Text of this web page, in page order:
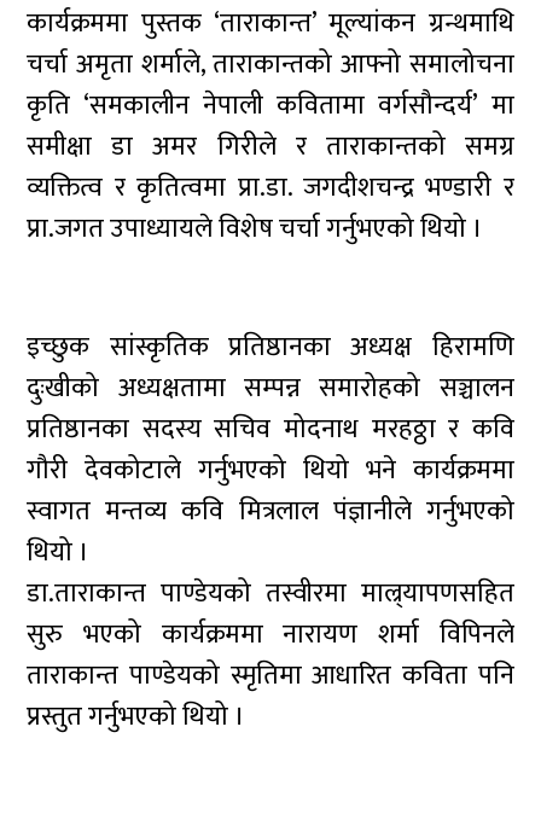
कार्यक्रममा पुस्तक ‘ताराकान्त’ मूल्यांकन ग्रन्थमाथि
चर्चा अमृता शर्माले, ताराकान्तको आफ्नो समालोचना
कृति ‘समकालीन नेपाली कवितामा वर्गसौन्दर्य’ मा
समीक्षा डा अमर गिरीले र ताराकान्तको समग्र
व्यक्तित्व र कृतित्वमा प्रा.डा. जगदीशचन्द्र भण्डारी र
प्रा.जगत उपाध्यायले विशेष चर्चा गर्नुभएको थियो ।
इच्छुक सांस्कृतिक प्रतिष्ठानका अध्यक्ष हिरामणि
दुःखीको अध्यक्षतामा सम्पन्न समारोहको सञ्चालन
प्रतिष्ठानका सदस्य सचिव मोदनाथ मरहठ्ठा र कवि
गौरी देवकोटाले गर्नुभएको थियो भने कार्यक्रममा
स्वागत मन्तव्य कवि मित्रलाल पंज्ञानीले गर्नुभएको
थियो ।
डा.ताराकान्त पाण्डेयको तस्वीरमा माल्र्यापणसहित
सुरु भएको कार्यक्रममा नारायण शर्मा विपिनले
ताराकान्त पाण्डेयको स्मृतिमा आधारित कविता पनि
प्रस्तुत गर्नुभएको थियो ।